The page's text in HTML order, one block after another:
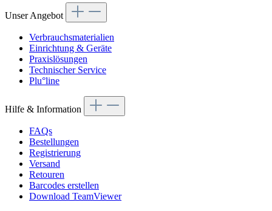
Unser Angebot
Verbrauchsmaterialien
Einrichtung & Geräte
Praxislösungen
Technischer Service
Plu°line
Hilfe & Information
FAQs
Bestellungen
Registrierung
Versand
Retouren
Barcodes erstellen
Download TeamViewer